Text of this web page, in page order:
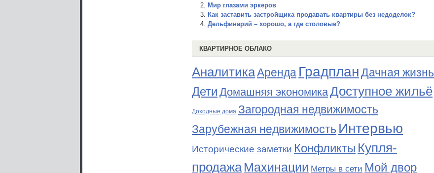
Мир глазами эркеров
Как заставить застройщика продавать квартиры без недоделок?
Дельфинарий – хорошо, а где столовые?
КВАРТИРНОЕ ОБЛАКО
АналитикаАренда ГрадпланДачная жизнь
Дети Домашняя экономикаДоступное жильё
Доходные дома Загородная недвижимость
Зарубежная недвижимость Интервью
Исторические заметки Конфликты Купля-
продажа Махинации Метры в сети Мой двор